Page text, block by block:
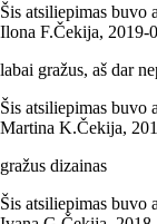
Šis atsiliepimas buvo
Ilona F.Čekija,
labai gražus, aš dar
Šis atsiliepimas buvo
Martina K.Čekija,
gražus dizainas
Šis atsiliepimas buvo